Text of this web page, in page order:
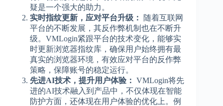
疑是一个强大的助力。
实时指纹更新，应对平台升级：
随着互联网
平台的不断发展，其反作弊机制也在不断升
级。VMLogin紧跟平台的技术变化，能够实
时更新浏览器指纹库，确保用户始终拥有最
真实的浏览器环境，有效应对平台的反作弊
策略，保障账号的稳定运行。
先进AI技术，提升用户体验： VMLogin将先
进的AI技术融入到产品中，不仅体现在智能
防护方面，还体现在用户体验的优化上。例